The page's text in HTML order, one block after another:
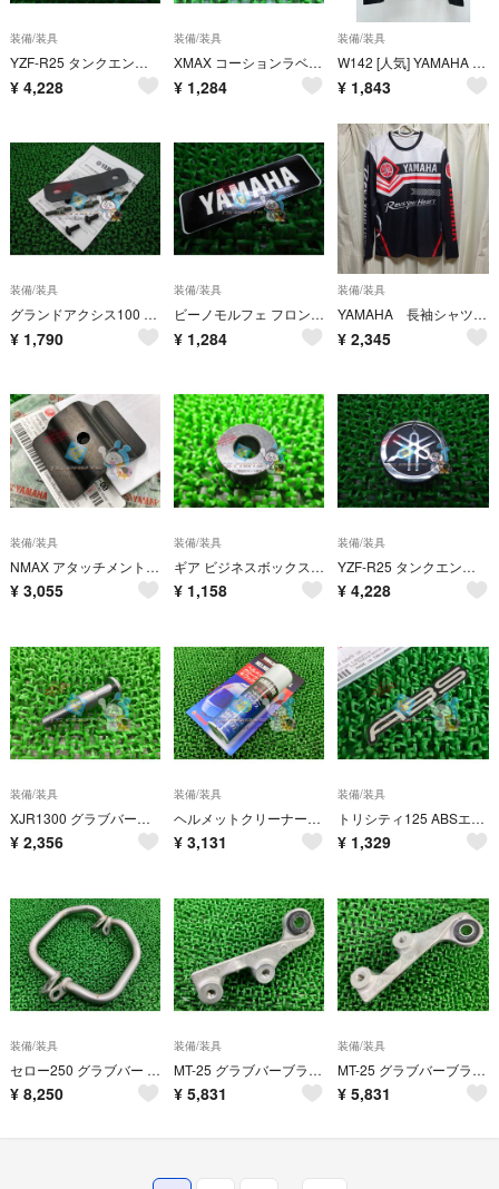
装備/装具
YZF-R25 タンクエンブレム ヤマハ 純正 新品 バイク 部品 在庫有り 即納可 MT-25 wR
¥ 4,228
装備/装具
XMAX コーションラベル ヤマハ 純正 新品 バイク 部品 在庫有り 即納可 Cv
¥ 1,284
装備/装具
W142 [人気] YAMAHA ヤマハ メッシュライディングジャケット M グレー×ブラック RY-1029 | ★
¥ 1,843
装備/装具
グランドアクシス100 フロントバスケットステー ヤマハ 純正 新品 YAMAHA 廃盤 My
¥ 1,790
装備/装具
ビーノモルフェ フロントバスケットデカール ヤマハ 純正 新品 在庫有り 即納可 vK
¥ 1,284
装備/装具
YAMAHA 長袖シャツ L
¥ 2,345
装備/装具
NMAX アタッチメントキット ヤマハ 純正 新品 バイク 部品 廃盤 在庫有り 即納可 Eu
¥ 3,055
装備/装具
ギア ビジネスボックスカラー ヤマハ 純正 新品 バイク 部品 YAMAHA GEAR pU
¥ 1,158
装備/装具
YZF-R25 タンクエンブレム ヤマハ 純正 新品 バイク 部品 在庫有り 即納可 MT-25 pS
¥ 4,228
装備/装具
XJR1300 グラブバーボルト ヤマハ 純正 新品 バイク 部品 YAMAHA 車検 Genuine wC
¥ 2,356
装備/装具
ヘルメットクリーナーワックス ヤマハ 純正 新品 ヤマルーブ 100ML 在庫有り 即納可 El
¥ 3,131
装備/装具
トリシティ125 ABSエンブレム 在庫有 即納 ヤマハ 純正 新品 バイク 部品 トリシティ155 在庫有り 即納可 車検 Genuine qI
¥ 1,329
装備/装具
セロー250 グラブバー 左右 銀 ヤマハ 純正 中古 DG11J DG17J SEROW250 タンデムグリップ アシストグリップ 曲がり無し Ct
¥ 8,250
装備/装具
MT-25 グラブバーブラケット 右 B04BG2 ヤマハ 純正 中古 RG10J RG43J MT25 グラブバーマウント コンディション良好 dX
¥ 5,831
装備/装具
MT-25 グラブバーブラケット 左 B04BG1 ヤマハ 純正 中古 RG10J RG43J MT25 グラブバーマウント コンディション良好 Pz
¥ 5,831